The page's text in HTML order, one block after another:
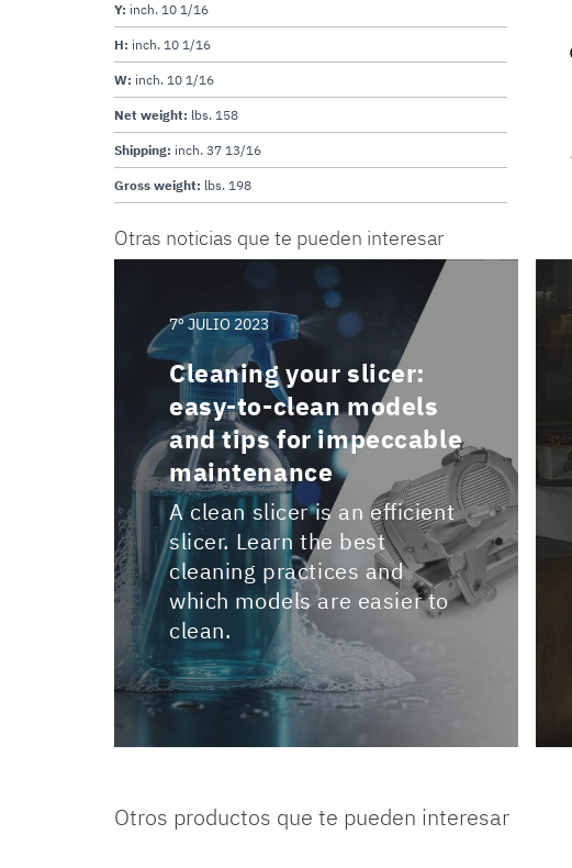
Y: inch. 10 1/16
H: inch. 10 1/16
W: inch. 10 1/16
Net weight: lbs. 158
Shipping: inch. 37 13/16
Gross weight: lbs. 198
Otras noticias que te pueden interesar
7º JULIO 2023
Cleaning your slicer:
easy-to-clean models
and tips for impeccable
maintenance
A clean slicer is an efficient
slicer. Learn the best
cleaning practices and
which models are easier to
clean.
Otros productos que te pueden interesar